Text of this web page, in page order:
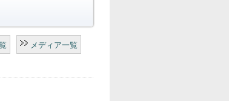
メディア一覧